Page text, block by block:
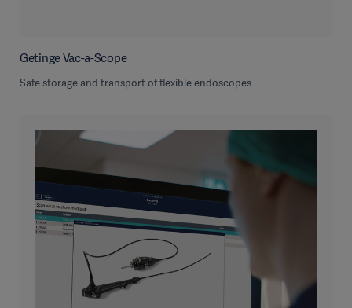
Getinge Vac-a-Scope
Safe storage and transport of flexible endoscopes